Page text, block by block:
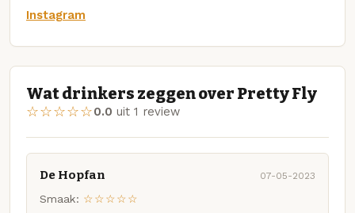
Instagram
Wat drinkers zeggen over Pretty Fly
☆☆☆☆☆0.0 uit 1 review
De Hopfan 07-05-2023
Smaak: ☆☆☆☆☆